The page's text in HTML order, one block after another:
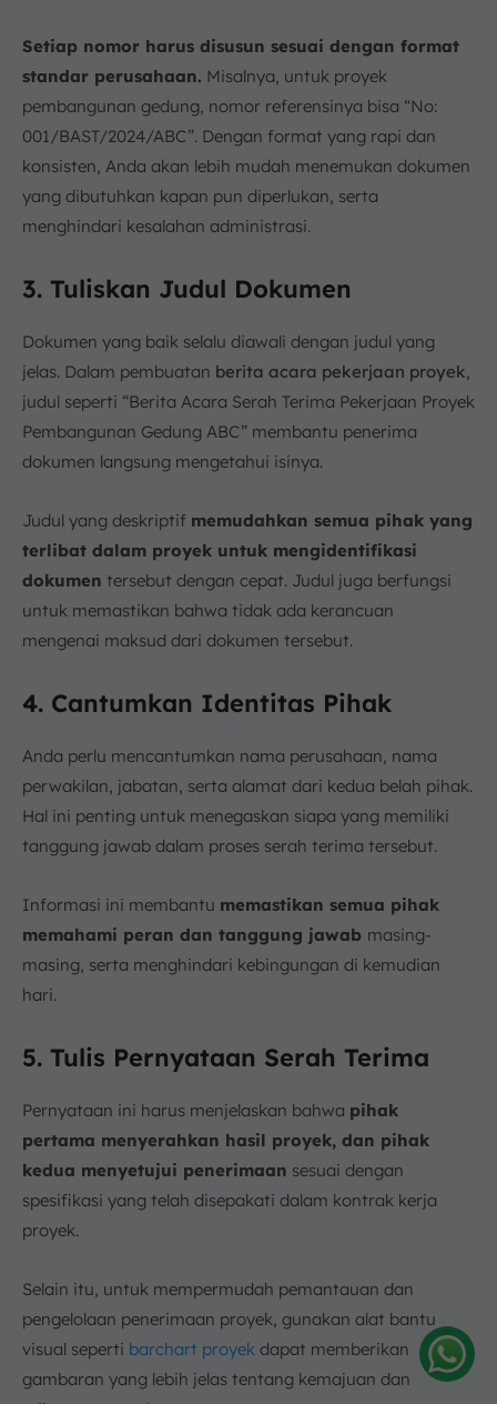
Setiap nomor harus disusun sesuai dengan format
standar perusahaan. Misalnya, untuk proyek
pembangunan gedung, nomor referensinya bisa “No:
001/BAST/2024/ABC”. Dengan format yang rapi dan
konsisten, Anda akan lebih mudah menemukan dokumen
yang dibutuhkan kapan pun diperlukan, serta
menghindari kesalahan administrasi.
3. Tuliskan Judul Dokumen
Dokumen yang baik selalu diawali dengan judul yang
jelas. Dalam pembuatan berita acara pekerjaan proyek,
judul seperti “Berita Acara Serah Terima Pekerjaan Proyek
Pembangunan Gedung ABC” membantu penerima
dokumen langsung mengetahui isinya.
Judul yang deskriptif memudahkan semua pihak yang
terlibat dalam proyek untuk mengidentifikasi
dokumen tersebut dengan cepat. Judul juga berfungsi
untuk memastikan bahwa tidak ada kerancuan
mengenai maksud dari dokumen tersebut.
4. Cantumkan Identitas Pihak
Anda perlu mencantumkan nama perusahaan, nama
perwakilan, jabatan, serta alamat dari kedua belah pihak.
Hal ini penting untuk menegaskan siapa yang memiliki
tanggung jawab dalam proses serah terima tersebut.
Informasi ini membantu memastikan semua pihak
memahami peran dan tanggung jawab masing-
masing, serta menghindari kebingungan di kemudian
hari.
5. Tulis Pernyataan Serah Terima
Pernyataan ini harus menjelaskan bahwa pihak
pertama menyerahkan hasil proyek, dan pihak
kedua menyetujui penerimaan sesuai dengan
spesifikasi yang telah disepakati dalam kontrak kerja
proyek.
Selain itu, untuk mempermudah pemantauan dan
pengelolaan penerimaan proyek, gunakan alat bantu
visual seperti barchart proyek dapat memberikan
gambaran yang lebih jelas tentang kemajuan dan